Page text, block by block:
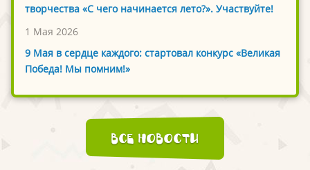
творчества «С чего начинается лето?». Участвуйте!
1 Мая 2026
9 Мая в сердце каждого: стартовал конкурс «Великая
Победа! Мы помним!»
Все новости